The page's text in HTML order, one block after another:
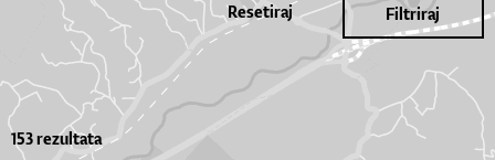
Filtriraj
Resetiraj
153 rezultata